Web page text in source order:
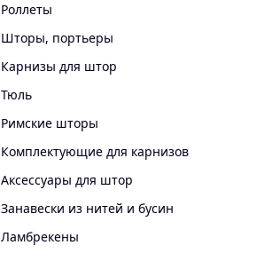
Роллеты
Шторы, портьеры
Карнизы для штор
Тюль
Римские шторы
Комплектующие для карнизов
Аксессуары для штор
Занавески из нитей и бусин
Ламбрекены